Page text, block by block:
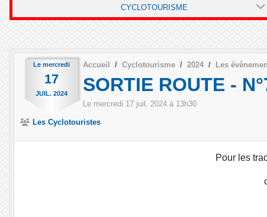
CYCLOTOURISME
Le mercredi
17
JUIL. 2024
Accueil Cyclotourisme 2024 Les
SORTIE ROUTE -
Le mercredi 17 juil. 2024 à 13h30
Les Cyclotouristes
Pour les